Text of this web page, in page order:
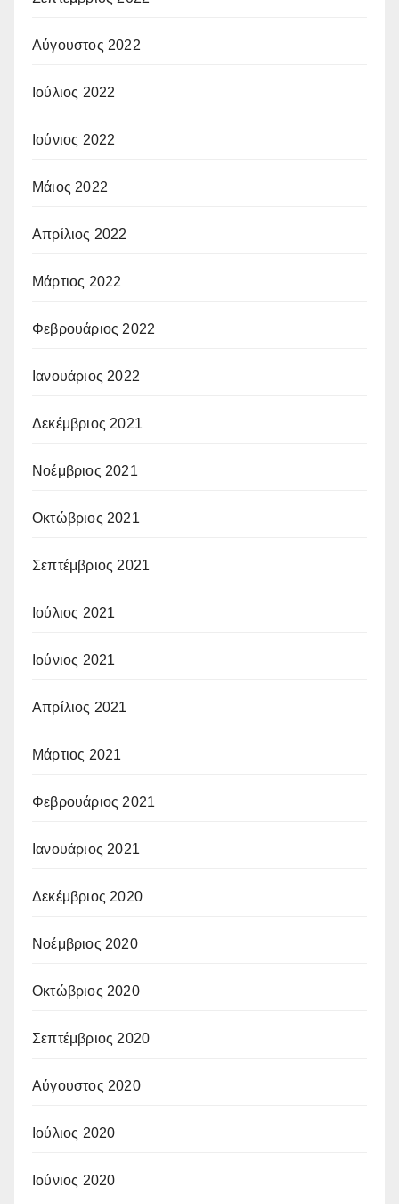
Αύγουστος 2022
Ιούλιος 2022
Ιούνιος 2022
Μάιος 2022
Απρίλιος 2022
Μάρτιος 2022
Φεβρουάριος 2022
Ιανουάριος 2022
Δεκέμβριος 2021
Νοέμβριος 2021
Οκτώβριος 2021
Σεπτέμβριος 2021
Ιούλιος 2021
Ιούνιος 2021
Απρίλιος 2021
Μάρτιος 2021
Φεβρουάριος 2021
Ιανουάριος 2021
Δεκέμβριος 2020
Νοέμβριος 2020
Οκτώβριος 2020
Σεπτέμβριος 2020
Αύγουστος 2020
Ιούλιος 2020
Ιούνιος 2020